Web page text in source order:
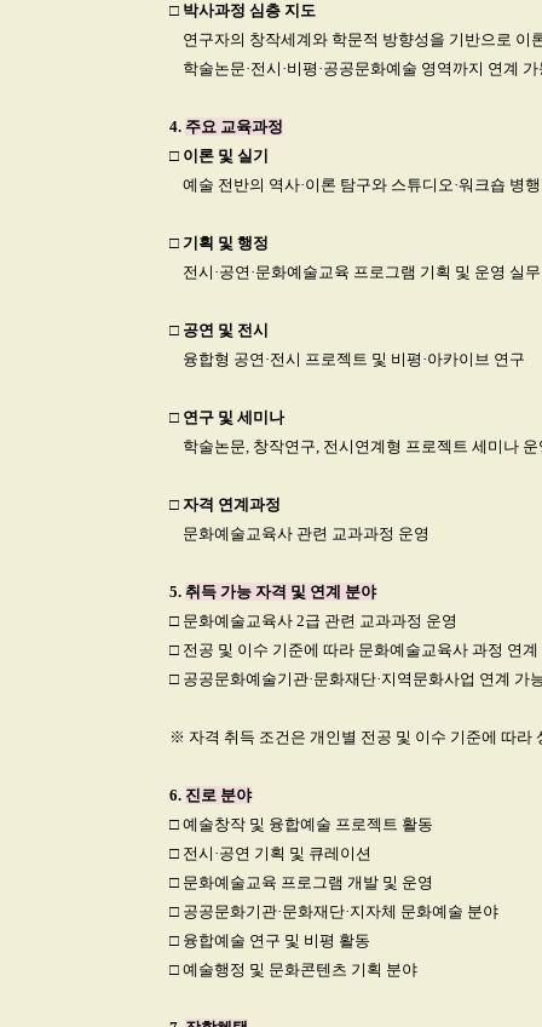
□ 박사과정 심층 지도
연구자의 창작세계와 학문적 방향성을 기반으로 이
학술논문·전시·비평·공공문화예술 영역까지 연계
4. 주요 교육과정
□ 이론 및 실기
예술 전반의 역사·이론 탐구와 스튜디오·워크숍 병행
□ 기획 및 행정
전시·공연·문화예술교육 프로그램 기획 및 운영 실무
□ 공연 및 전시
융합형 공연·전시 프로젝트 및 비평·아카이브 연구
□ 연구 및 세미나
학술논문, 창작연구, 전시연계형 프로젝트 세미나 운
□ 자격 연계과정
문화예술교육사 관련 교과과정 운영
5. 취득 가능 자격 및 연계 분야
□ 문화예술교육사 2급 관련 교과과정 운영
□ 전공 및 이수 기준에 따라 문화예술교육사 과정 연계
□ 공공문화예술기관·문화재단·지역문화사업 연계 가
※ 자격 취득 조건은 개인별 전공 및 이수 기준에 따라
6. 진로 분야
□ 예술창작 및 융합예술 프로젝트 활동
□ 전시·공연 기획 및 큐레이션
□ 문화예술교육 프로그램 개발 및 운영
□ 공공문화기관·문화재단·지자체 문화예술 분야
□ 융합예술 연구 및 비평 활동
□ 예술행정 및 문화콘텐츠 기획 분야